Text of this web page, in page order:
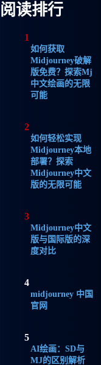
阅读排行
1
如何获取
Midjourney破解
版免费？探索Mj
中文绘画的无限
可能
2
如何轻松实现
Midjourney本地
部署？探索
Midjourney中文
版的无限可能
3
Midjourney中文
版与国际版的深
度对比
4
midjourney 中国
官网
5
AI绘画：SD与
MJ的区别解析